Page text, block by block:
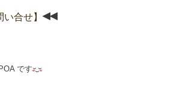
い合せ】◂◂
です